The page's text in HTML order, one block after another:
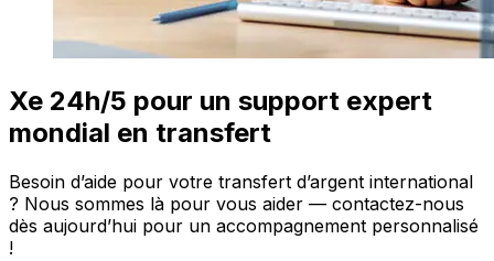
Xe 24h/5 pour un support expert
mondial en transfert
Besoin d’aide pour votre transfert d’argent international
? Nous sommes là pour vous aider — contactez-nous
dès aujourd’hui pour un accompagnement personnalisé
!